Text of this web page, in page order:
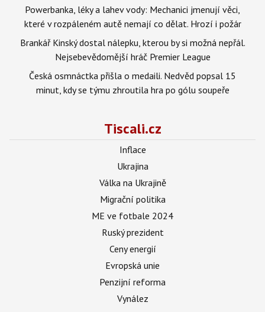
Powerbanka, léky a lahev vody: Mechanici jmenují věci,
které v rozpáleném autě nemají co dělat. Hrozí i požár
Brankář Kinský dostal nálepku, kterou by si možná nepřál.
Nejsebevědomější hráč Premier League
Česká osmnáctka přišla o medaili. Nedvěd popsal 15
minut, kdy se týmu zhroutila hra po gólu soupeře
Tiscali.cz
Inflace
Ukrajina
Válka na Ukrajině
Migrační politika
ME ve fotbale 2024
Ruský prezident
Ceny energií
Evropská unie
Penzijní reforma
Vynález